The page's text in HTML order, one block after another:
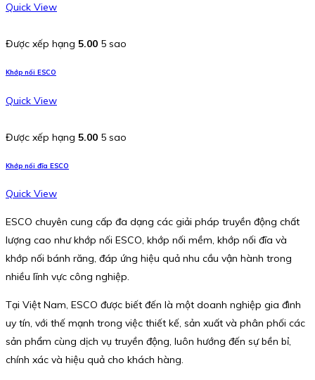
Quick View
Được xếp hạng 5.00 5 sao
Khớp nối ESCO
Quick View
Được xếp hạng 5.00 5 sao
Khớp nối đĩa ESCO
Quick View
ESCO chuyên cung cấp đa dạng các giải pháp truyền động chất
lượng cao như khớp nối ESCO, khớp nối mềm, khớp nối đĩa và
khớp nối bánh răng, đáp ứng hiệu quả nhu cầu vận hành trong
nhiều lĩnh vực công nghiệp.
Tại Việt Nam, ESCO được biết đến là một doanh nghiệp gia đình
uy tín, với thế mạnh trong việc thiết kế, sản xuất và phân phối các
sản phẩm cùng dịch vụ truyền động, luôn hướng đến sự bền bỉ,
chính xác và hiệu quả cho khách hàng.